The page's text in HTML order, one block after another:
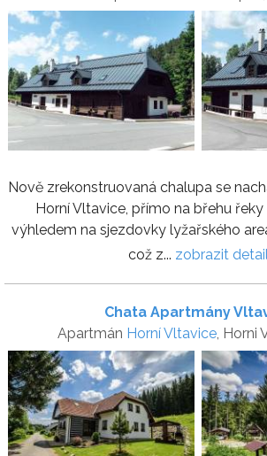
Nově zrekonstruovaná chalupa se
Horní Vltavice, přímo na břehu řeky
výhledem na sjezdovky lyžařského
což z... zobrazit detail
Chata Apartmány
Apartmán Horní Vltavice , Horni